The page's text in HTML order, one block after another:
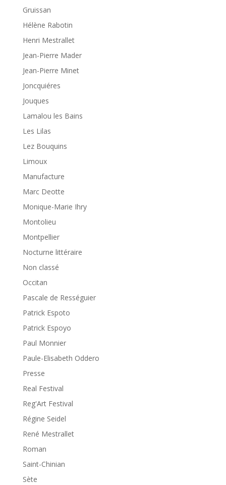
Gruissan
Hélène Rabotin
Henri Mestrallet
Jean-Pierre Mader
Jean-Pierre Minet
Joncquiéres
Jouques
Lamalou les Bains
Les Lilas
Lez Bouquins
Limoux
Manufacture
Marc Deotte
Monique-Marie Ihry
Montolieu
Montpellier
Nocturne littéraire
Non classé
Occitan
Pascale de Rességuier
Patrick Espoto
Patrick Espoyo
Paul Monnier
Paule-Elisabeth Oddero
Presse
Real Festival
Reg'Art Festival
Régine Seidel
René Mestrallet
Roman
Saint-Chinian
Sète